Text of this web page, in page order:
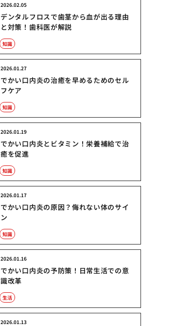
デンタルフロスで歯茎から血が出る理由
と対策！歯科医が解説
2026.02.05
知識
でかい口内炎の治癒を早めるためのセル
フケア
2026.01.27
知識
でかい口内炎とビタミン！栄養補給で治
癒を促進
2026.01.19
知識
でかい口内炎の原因？侮れない体のサイ
ン
2026.01.17
知識
でかい口内炎の予防策！日常生活での意
識改革
2026.01.16
生活
2026.01.13